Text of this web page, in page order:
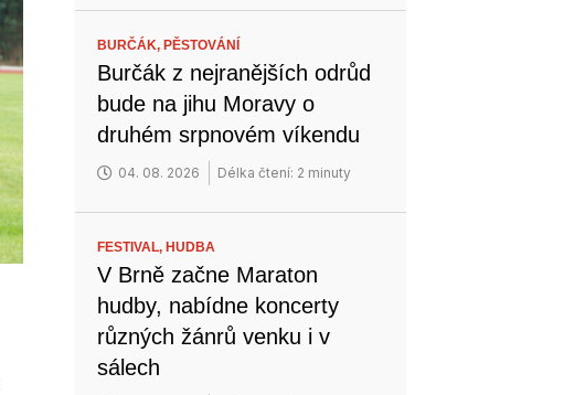
BURČÁK, PĚSTOVÁNÍ
Burčák z nejranějších odrůd
bude na jihu Moravy o
druhém srpnovém víkendu
04. 08. 2026 Délka čtení: 2 minuty
FESTIVAL,HUDBA
V Brně začne Maraton
hudby, nabídne koncerty
různých žánrů venku i v
sálech